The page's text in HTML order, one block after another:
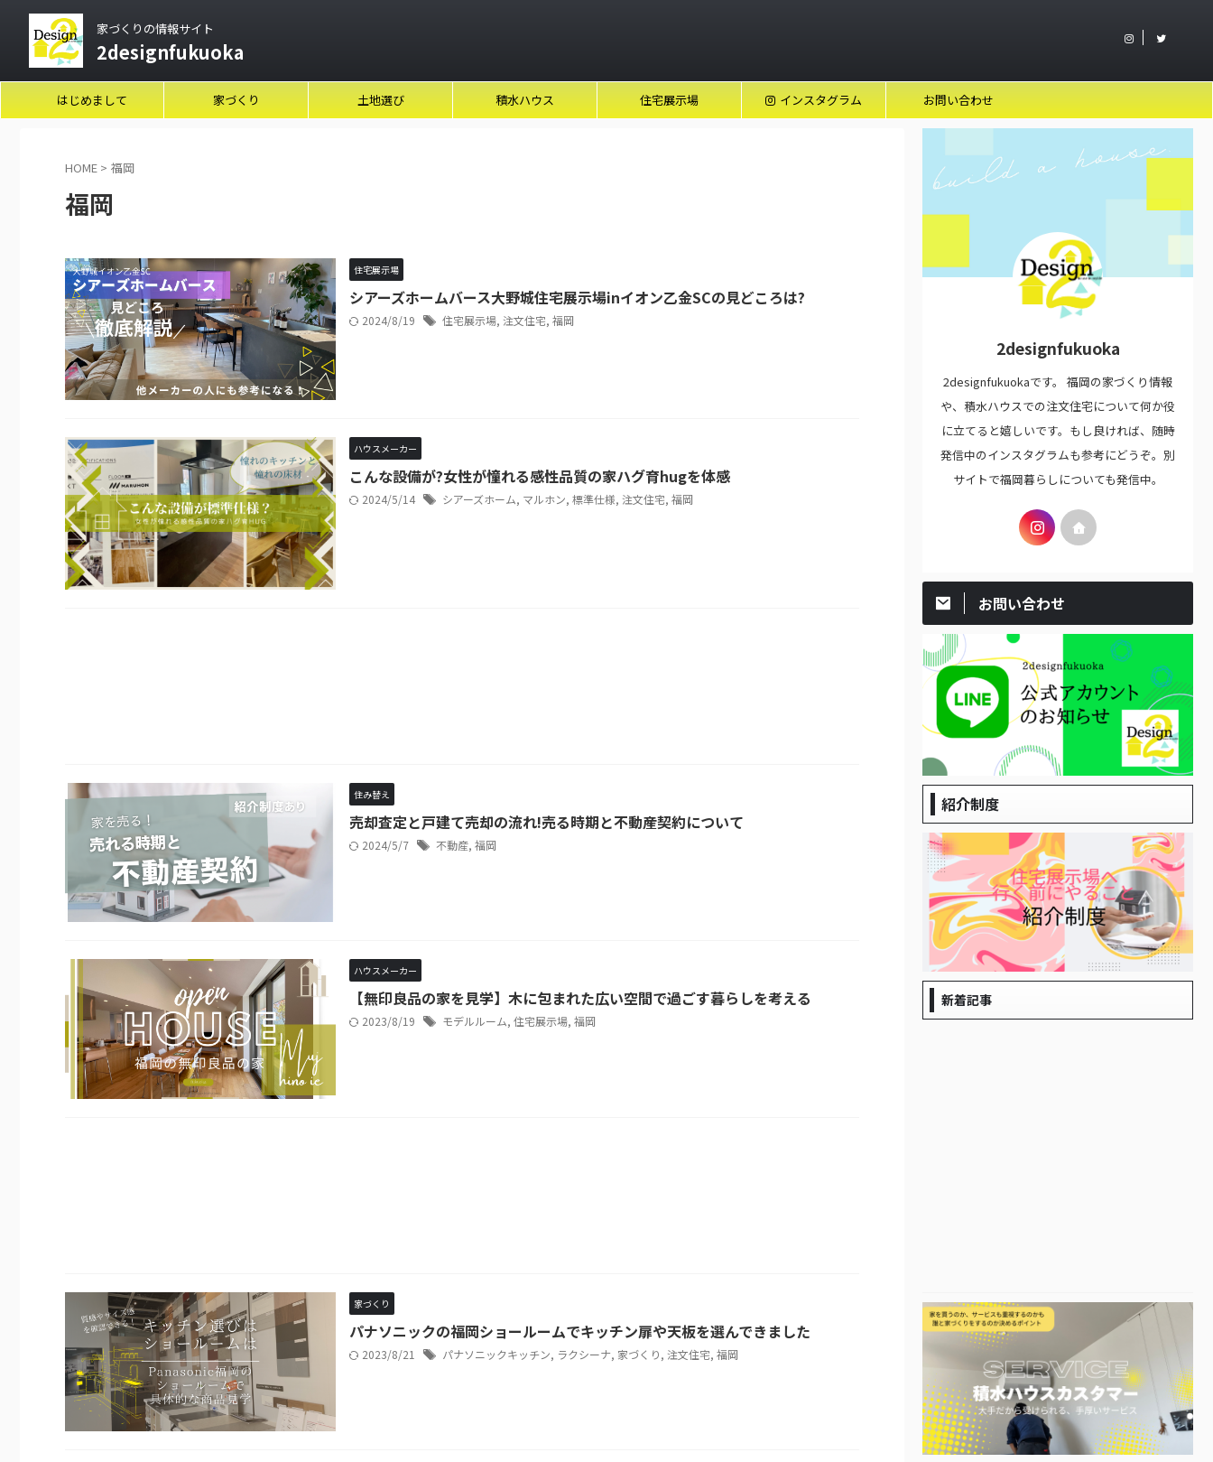
家づくりの情報サイト
2designfukuoka
はじめまして 家づくり 土地選び 積水ハウス 住宅展示場 インスタグラム お問い合わせ
HOME > 福岡
福岡
住宅展示場
シアーズホームバース大野城住宅展示場inイオン乙金SCの見どころは?
2024/8/19 住宅展示場, 注文住宅, 福岡
ハウスメーカー
こんな設備が?女性が憧れる感性品質の家ハグ育hugを体感
2024/5/14 シアーズホーム, マルホン, 標準仕様, 注文住宅, 福岡
住み替え
売却査定と戸建て売却の流れ!売る時期と不動産契約について
2024/5/7 不動産, 福岡
ハウスメーカー
【無印良品の家を見学】木に包まれた広い空間で過ごす暮らしを考える
2023/8/19 モデルルーム, 住宅展示場, 福岡
家づくり
パナソニックの福岡ショールームでキッチン扉や天板を選んできました
2023/8/21 パナソニックキッチン, ラクシーナ, 家づくり, 注文住宅, 福岡
2designfukuoka
2designfukuokaです。 福岡の家づくり情報
や、積水ハウスでの注文住宅について何か役
に立てると嬉しいです。もし良ければ、随時
発信中のインスタグラムも参考にどうぞ。別
サイトで福岡暮らしについても発信中。
お問い合わせ
紹介制度
新着記事